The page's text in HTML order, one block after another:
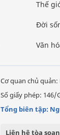
Thế
Đời
Văn
Cơ quan chủ quản:
Số giấy phép: 146/
Tổng biên tập:
Liên hệ tòa soạn